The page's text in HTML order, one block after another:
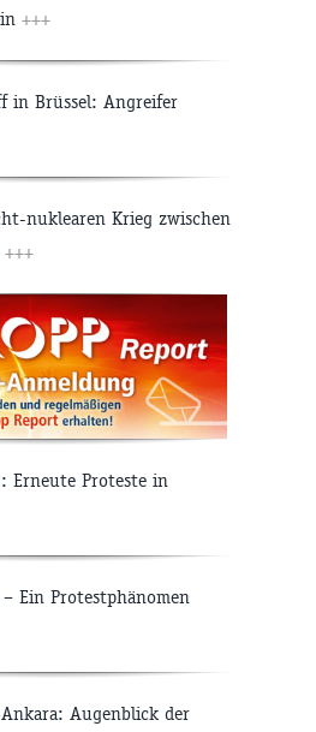
+++
in Brüssel: Angreifer
nuklearen Krieg zwischen
+++
Erneute Proteste in
– Ein Protestphänomen
Augenblick der